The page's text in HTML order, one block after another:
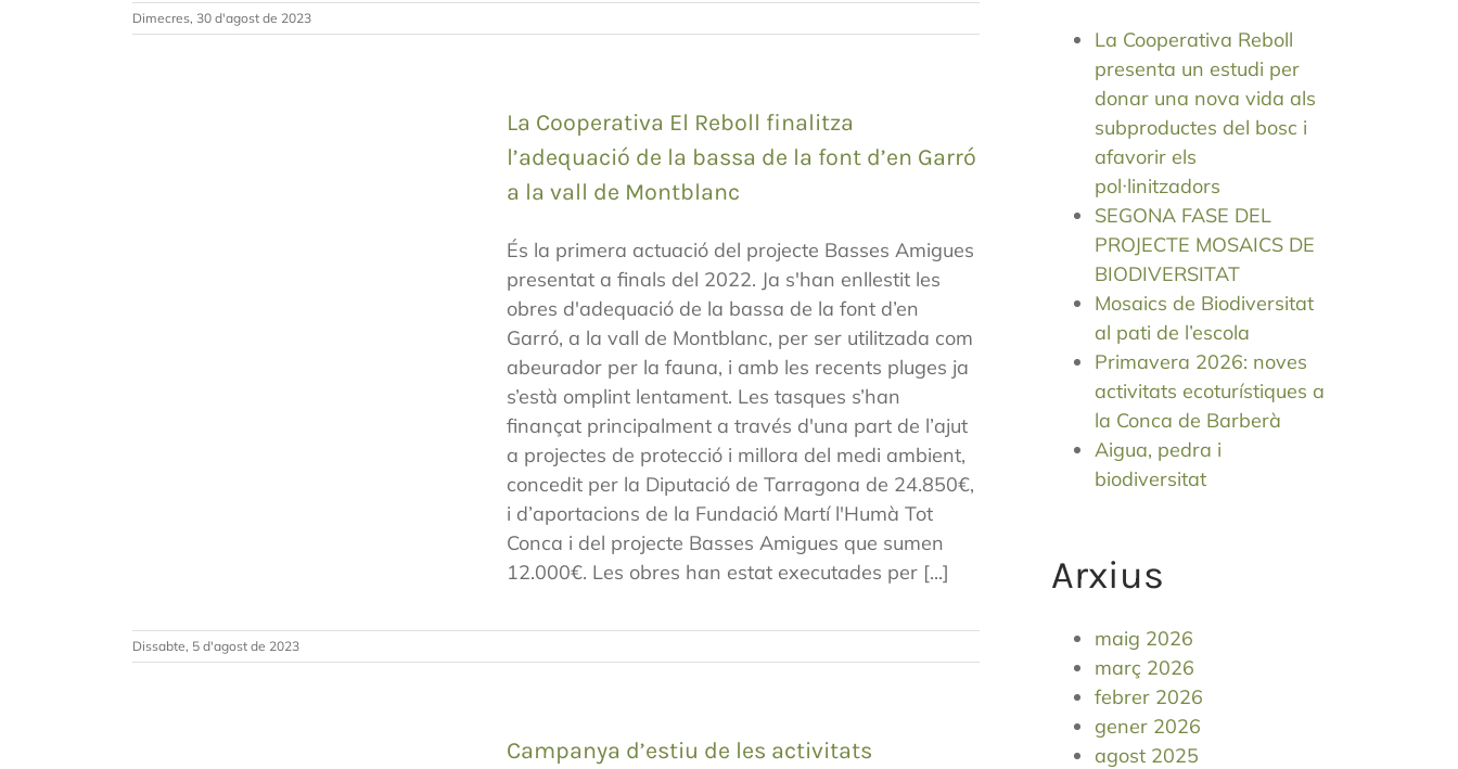
Dimecres, 30 d'agost de 2023
La Cooperativa El Reboll finalitza
l’adequació de la bassa de la font d’en Garró
a la vall de Montblanc
És la primera actuació del projecte Basses Amigues
presentat a finals del 2022. Ja s'han enllestit les
obres d'adequació de la bassa de la font d’en
Garró, a la vall de Montblanc, per ser utilitzada com
abeurador per la fauna, i amb les recents pluges ja
s’està omplint lentament. Les tasques s’han
finançat principalment a través d'una part de l’ajut
a projectes de protecció i millora del medi ambient,
concedit per la Diputació de Tarragona de 24.850€,
i d’aportacions de la Fundació Martí l'Humà Tot
Conca i del projecte Basses Amigues que sumen
12.000€. Les obres han estat executades per [...]
Dissabte, 5 d'agost de 2023
Campanya d’estiu de les activitats
La Cooperativa Reboll
presenta un estudi per
donar una nova vida als
subproductes del bosc i
afavorir els
pol·linitzadors
SEGONA FASE DEL
PROJECTE MOSAICS DE
BIODIVERSITAT
Mosaics de Biodiversitat
al pati de l’escola
Primavera 2026: noves
activitats ecoturístiques a
la Conca de Barberà
Aigua, pedra i
biodiversitat
Arxius
maig 2026
març 2026
febrer 2026
gener 2026
agost 2025